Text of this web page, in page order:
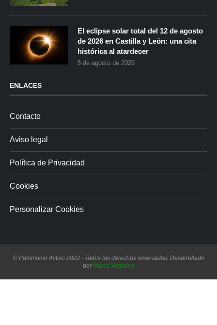
El eclipse solar total del 12 de agosto
de 2026 en Castilla y León: una cita
histórica al atardecer
5 de agosto de 2026
ENLACES
Contacto
Aviso legal
Política de Privacidad
Cookies
Personalizar Cookies
© Patrimonio Activo 2022 - Todos los derechos reservados. Desarrollado
porMares Virtuales